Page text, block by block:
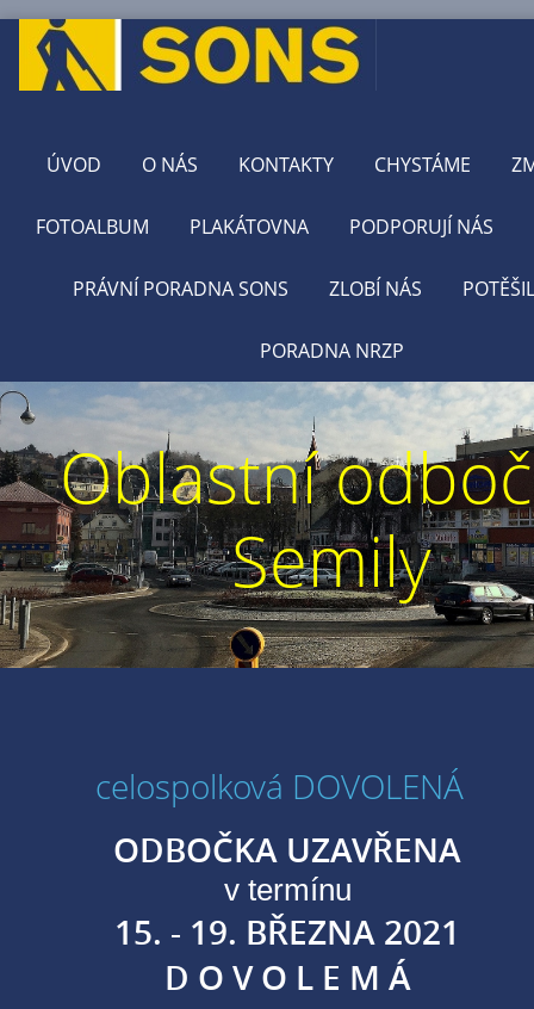
ÚVOD O NÁS KONTAKTY CHYSTÁME
FOTOALBUM PLAKÁTOVNA PODPORUJÍ NÁS
PRÁVNÍ PORADNA SONS ZLOBÍ NÁS
PORADNA NRZP
Oblastní
Semily
celospolková DOVOLENÁ
ODBOČKA UZAVŘENA
v termínu
15. - 19. BŘEZNA 2021
D O V O L E M Á